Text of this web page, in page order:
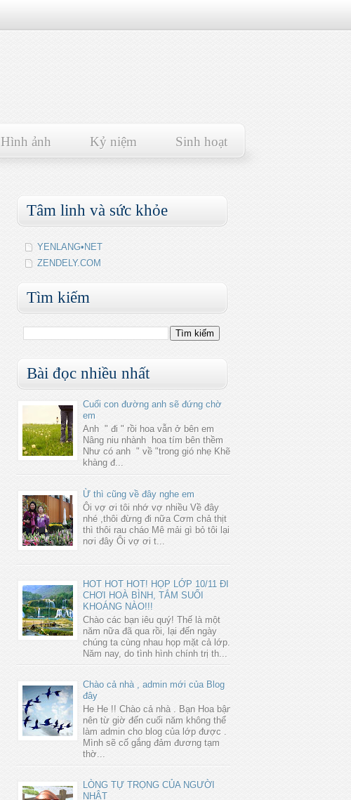
Hình ảnh Kỷ niệm Sinh hoạt
Tâm linh và sức khỏe
YENLANG•NET
ZENDELY.COM
Tìm kiếm
Bài đọc nhiều nhất
Cuối con đường anh sẽ đứng chờ
em
Anh " đi " rồi hoa vẫn ở bên em
Nâng niu nhành hoa tím bên thềm
Như có anh " về "trong gió nhẹ Khẽ
khàng đ...
Ừ thì cũng về đây nghe em
Ôi vợ ơi tôi nhớ vợ nhiều Về đây
nhé ,thôi đừng đi nữa Cơm chả thịt
thì thôi rau cháo Mê mải gì bỏ tôi lại
nơi đây Ôi vợ ơi t...
HOT HOT HOT! HỌP LỚP 10/11 ĐI
CHƠI HOÀ BÌNH, TẮM SUỐI
KHOÁNG NÀO!!!
Chào các bạn iêu quý! Thế là một
năm nữa đã qua rồi, lại đến ngày
chúng ta cùng nhau họp mặt cả lớp.
Năm nay, do tình hình chính trị th...
Chào cả nhà , admin mới của Blog
đây
He He !! Chào cả nhà . Bạn Hoa bận
nên từ giờ đến cuối năm không thể
làm admin cho blog của lớp được .
Mình sẽ cố gắng đảm đương tạm
thờ...
LÒNG TỰ TRỌNG CỦA NGƯỜI
NHẬT